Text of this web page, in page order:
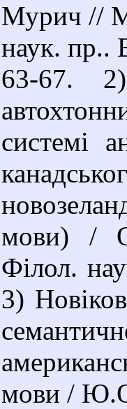
Мурич //
наук. пр..
63-67.
системі
мови) /
Філол.
3)
мови /